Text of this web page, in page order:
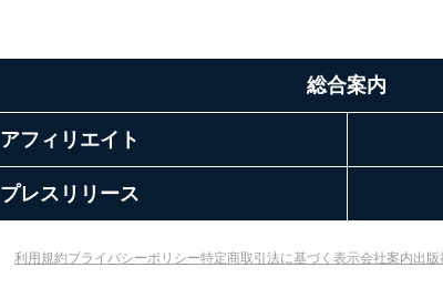
総合案内
アフィリエイト
プレスリリース
利用規約プライバシーポリシー特定商取引法に基づく表示会社案内出